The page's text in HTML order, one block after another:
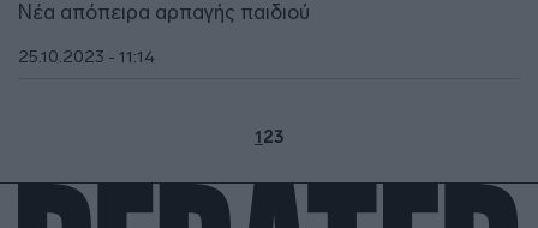
Νέα απόπειρα αρπαγής παιδιού
25.10.2023 - 11:14
123